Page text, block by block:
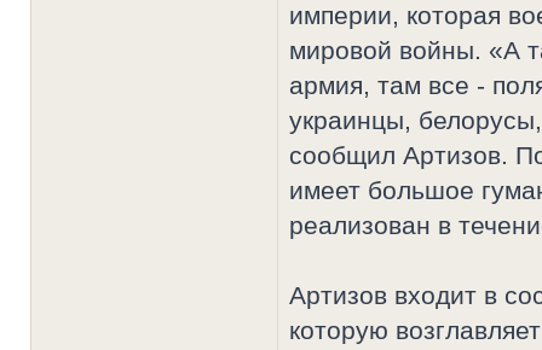
империи, которая
мировой войны. «А
армия, там все -
украинцы,
сообщил Артизов.
имеет большое
реализован в
Артизов входит в
которую